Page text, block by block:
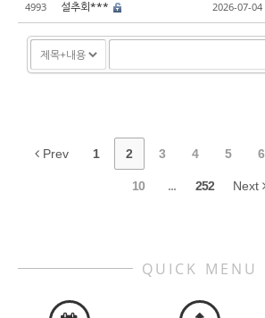
4993 설추회*** 2026-07-04
Prev 1 2 3 4 5 6
10 ... 252 Next
QUICK MENU